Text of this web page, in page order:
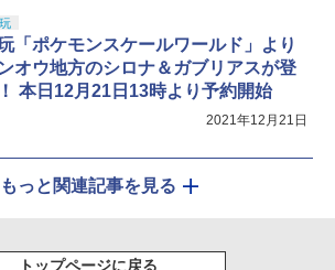
「ポケモンスケールワールド」より
オウ地方のシロナ＆ガブリアスが登
本日12月21日13時より予約開始
2021年12月21日
もっと関連記事を見る
トップページに戻る